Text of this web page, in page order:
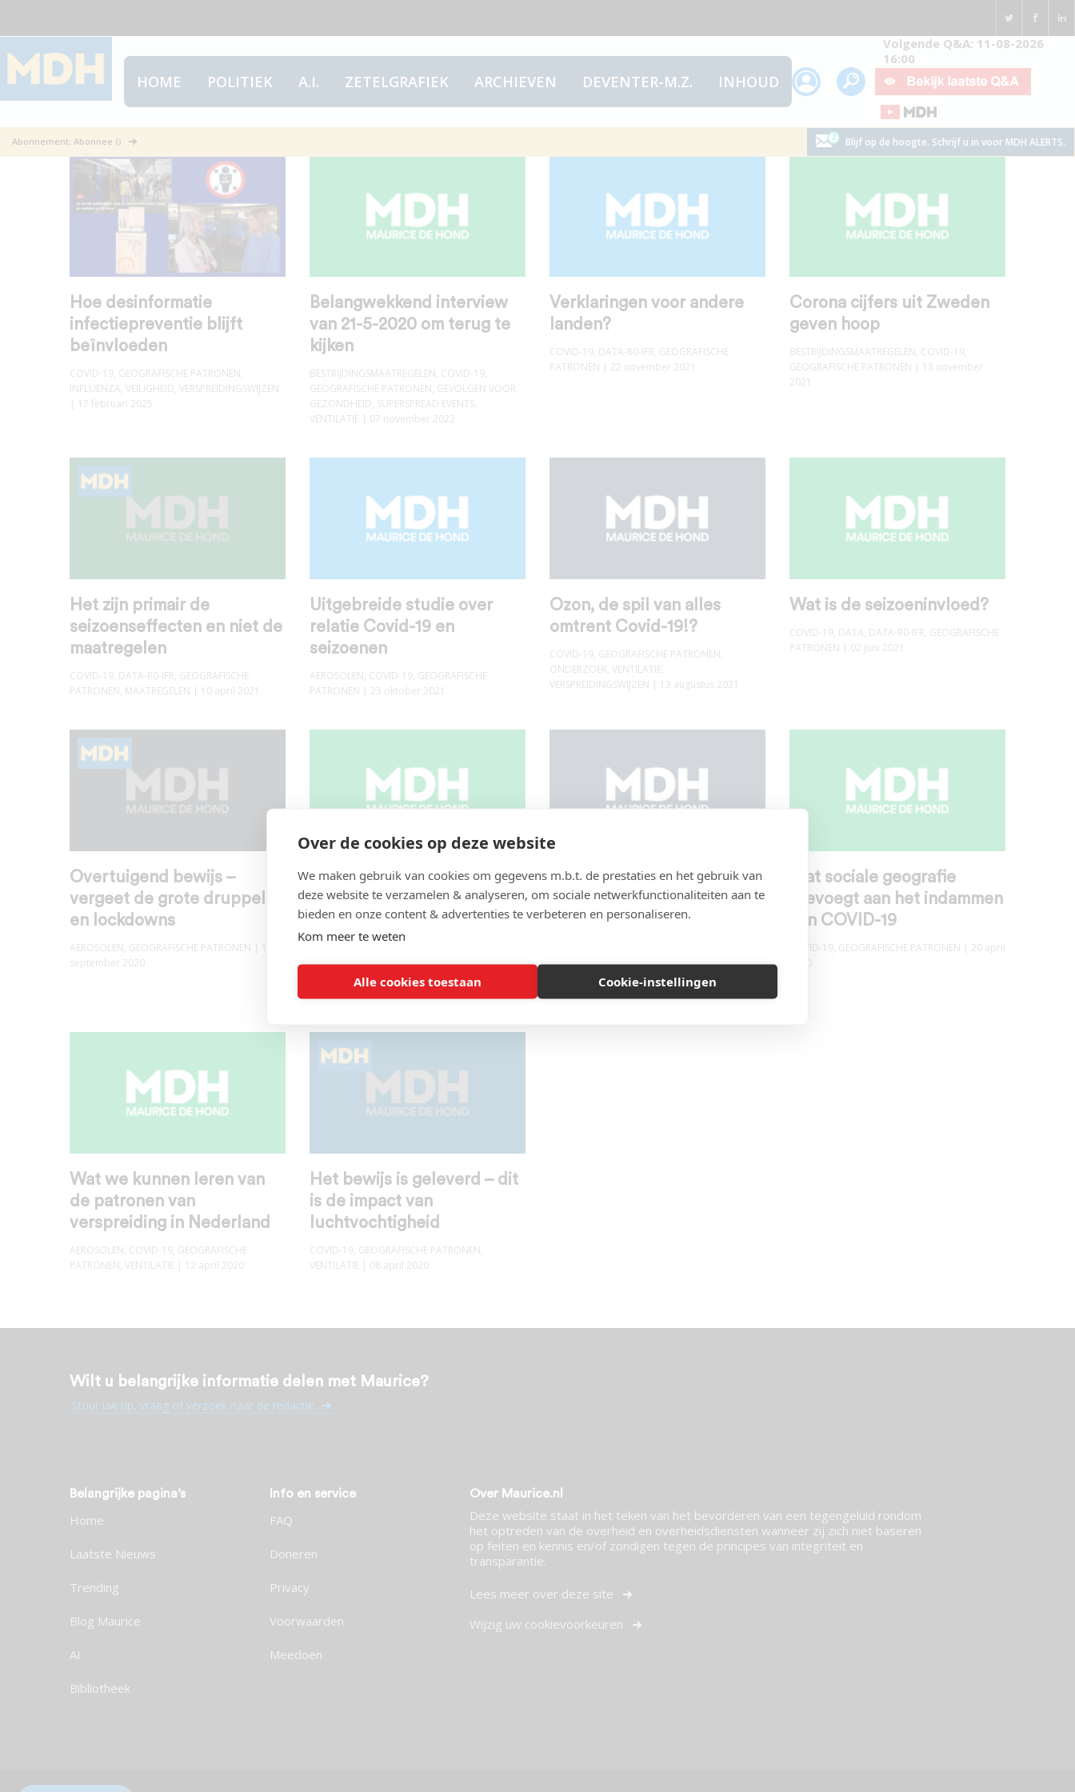
Over de cookies op deze website
We maken gebruik van cookies om gegevens m.b.t. de prestaties en het gebruik van
deze website te verzamelen & analyseren, om sociale netwerkfunctionaliteiten aan te
bieden en onze content & advertenties te verbeteren en personaliseren.
Kom meer te weten
Alle cookies toestaan Cookie-instellingen
HOME POLITIEK A.I. ZETELGRAFIEK ARCHIEVEN DEVENTER-M.Z. INHOUD
Volgende Q&A: 11-08-2026
16:00
Abonnement: Abonnee () Blijf op de hoogte. Schrijf u in voor MDH ALERTS.
Geografische patronen
Hoe desinformatie
infectiepreventie blijft
beïnvloeden
COVID-19, GEOGRAFISCHE PATRONEN,
INFLUENZA, VEILIGHEID, VERSPREIDINGSWIJZEN
| 17 februari 2025
Belangwekkend interview
van 21-5-2020 om terug te
kijken
BESTRIJDINGSMAATREGELEN, COVID-19,
GEOGRAFISCHE PATRONEN, GEVOLGEN VOOR
GEZONDHEID, SUPERSPREAD EVENTS,
VENTILATIE | 07 november 2022
Verklaringen voor andere
landen?
COVID-19, DATA-R0-IFR, GEOGRAFISCHE
PATRONEN | 22 november 2021
Corona cijfers uit Zweden
geven hoop
BESTRIJDINGSMAATREGELEN, COVID-19,
GEOGRAFISCHE PATRONEN | 18 november
2021
Het zijn primair de
seizoenseffecten en niet de
maatregelen
COVID-19, DATA-R0-IFR, GEOGRAFISCHE
PATRONEN, MAATREGELEN | 10 april 2021
Uitgebreide studie over
relatie Covid-19 en
seizoenen
AEROSOLEN, COVID-19, GEOGRAFISCHE
PATRONEN | 23 oktober 2021
Ozon, de spil van alles
omtrent Covid-19!?
COVID-19, GEOGRAFISCHE PATRONEN,
ONDERZOEK, VENTILATIE,
VERSPREIDINGSWIJZEN | 13 augustus 2021
Wat is de seizoeninvloed?
COVID-19, DATA, DATA-R0-IFR, GEOGRAFISCHE
PATRONEN | 02 juni 2021
Overtuigend bewijs –
vergeet de grote druppels
en lockdowns
AEROSOLEN, GEOGRAFISCHE PATRONEN | 15
september 2020
COVID-19 heeft griep!
PATRONEN,OVERSTERFTE, VENTILATIE| 20 mei
2020
Internationale
vergelijkingen van het
Covid-19 virus
GEOGRAFISCHE PATRONEN,
LANDENINFORMATIE ,ONDERZOEK| 20 april
Wat sociale geografie
toevoegt aan het indammen
van COVID-19
COVID-19, GEOGRAFISCHE PATRONEN | 20 april
2020
Wat we kunnen leren van
de patronen van
verspreiding in Nederland
AEROSOLEN, COVID-19, GEOGRAFISCHE
PATRONEN, VENTILATIE | 12 april 2020
Het bewijs is geleverd – dit
is de impact van
luchtvochtigheid
COVID-19, GEOGRAFISCHE PATRONEN,
VENTILATIE | 08 april 2020
Wilt u belangrijke informatie delen met Maurice?
Stuur uw tip, vraag of verzoek naar de redactie
Belangrijke pagina’s
Home
Laatste Nieuws
Trending
Blog Maurice
AI
Bibliotheek
Info en service
FAQ
Doneren
Privacy
Voorwaarden
Meedoen
Over Maurice.nl
Deze website staat in het teken van het bevorderen van een tegengeluid rondom
het optreden van de overheid en overheidsdiensten wanneer zij zich niet baseren
op feiten en kennis en/of zondigen tegen de principes van integriteit en
transparantie.
Lees meer over deze site
Wijzig uw cookievoorkeuren